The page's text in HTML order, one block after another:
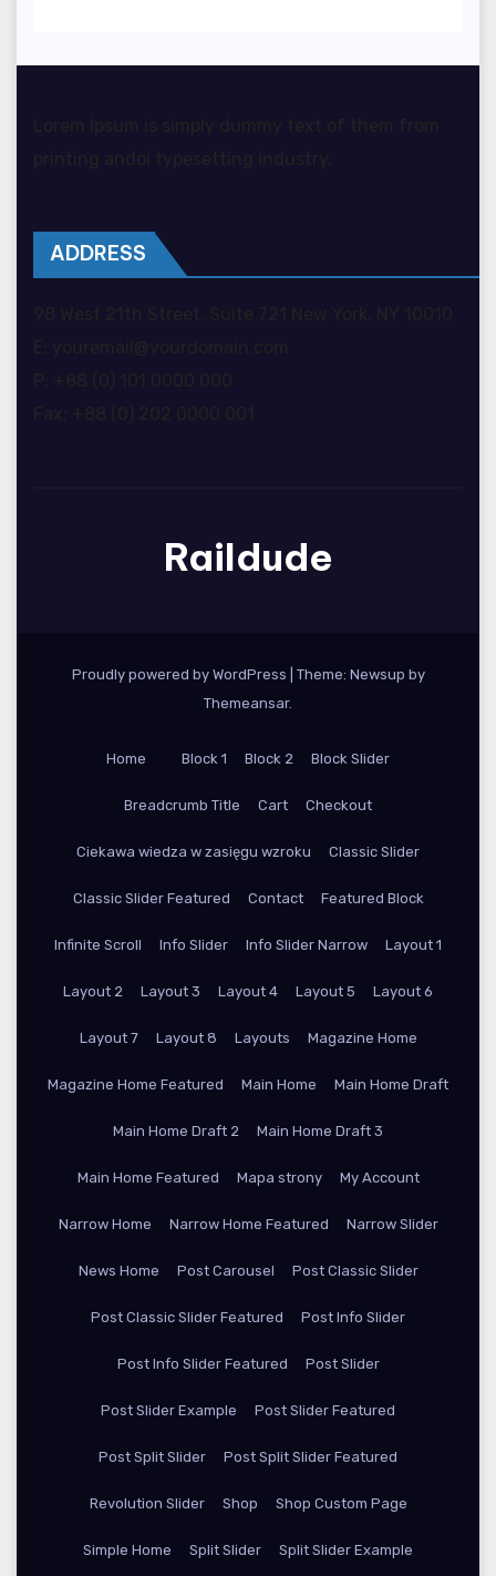
ADDRESS
Raildude
Proudly powered by WordPress
Theme: Newsup by
Themeansar.
Home Block 1 Block 2 Block Slider
Breadcrumb Title Cart Checkout
Ciekawa wiedza w zasięgu wzroku Classic Slider
Classic Slider Featured Contact Featured Block
Infinite Scroll Info Slider Info Slider Narrow Layout 1
Layout 2 Layout 3 Layout 4 Layout 5 Layout 6
Layout 7 Layout 8 Layouts Magazine Home
Magazine Home Featured Main Home Main Home Draft
Main Home Draft 2 Main Home Draft 3
Main Home Featured Mapa strony My Account
Narrow Home Narrow Home Featured Narrow Slider
News Home Post Carousel Post Classic Slider
Post Classic Slider Featured Post Info Slider
Post Info Slider Featured Post Slider
Post Slider Example Post Slider Featured
Post Split Slider Post Split Slider Featured
Revolution Slider Shop Shop Custom Page
Simple Home Split Slider Split Slider Example